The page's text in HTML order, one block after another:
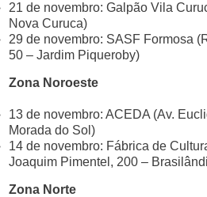
21 de novembro: Galpão Vila
Nova Curuca)
29 de novembro: SASF Formosa
50 – Jardim Piqueroby)
Zona Noroeste
13 de novembro: ACEDA (Av.
Morada do Sol)
14 de novembro: Fábrica de
Joaquim Pimentel, 200 –
Zona Norte